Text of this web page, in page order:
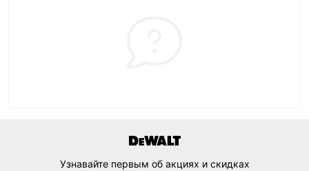
Узнавайте первым об акциях и скидках